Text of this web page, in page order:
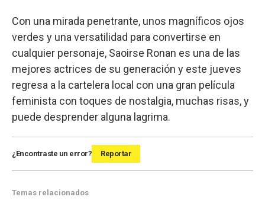
Con una mirada penetrante, unos magníficos ojos
verdes y una versatilidad para convertirse en
cualquier personaje, Saoirse Ronan es una de las
mejores actrices de su generación y este jueves
regresa a la cartelera local con una gran película
feminista con toques de nostalgia, muchas risas, y
puede desprender alguna lagrima.
¿Encontraste un error? Reportar
Temas relacionados